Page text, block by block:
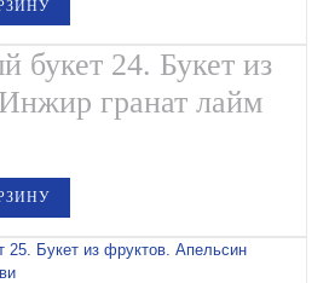
букет 24. Букет из
гранат лайм